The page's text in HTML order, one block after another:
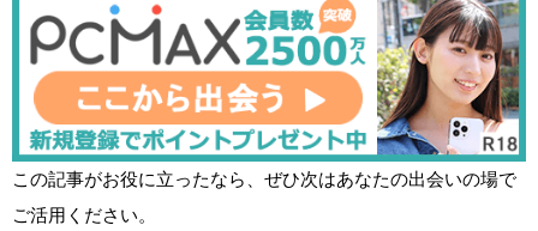
この記事がお役に立ったなら、ぜひ次はあなたの出会いの場で
ご活用ください。